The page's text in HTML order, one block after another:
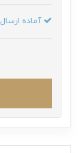
آماده ارسال